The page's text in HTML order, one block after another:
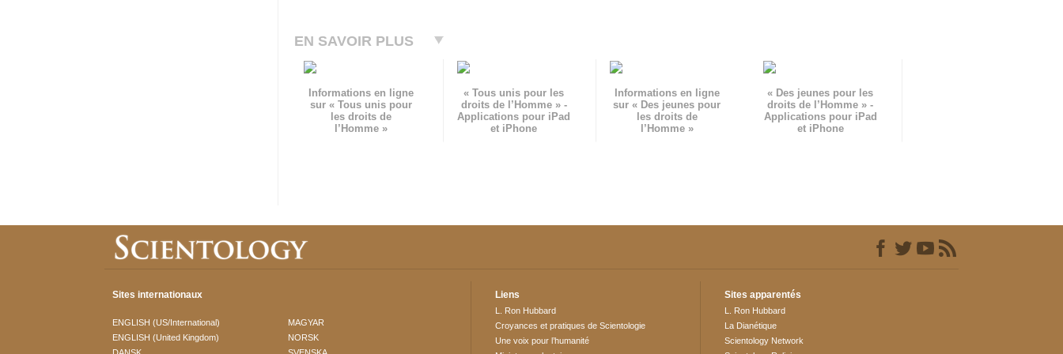
EN SAVOIR PLUS
Informations en ligne
sur « Tous unis pour
les droits de
l’Homme »
« Tous unis pour les
droits de l’Homme » -
Applications pour iPad
et iPhone
Informations en ligne
sur « Des jeunes pour
les droits de
l’Homme »
« Des jeunes pour les
droits de l’Homme » -
Applications pour iPad
et iPhone
Sites internationaux
ENGLISH (US/International)
ENGLISH (United Kingdom)
MAGYAR
NORSK
Liens
L. Ron Hubbard
Croyances et pratiques de Scientologie
Une voix pour l’humanité
Sites apparentés
L. Ron Hubbard
La Dianétique
Scientology Network